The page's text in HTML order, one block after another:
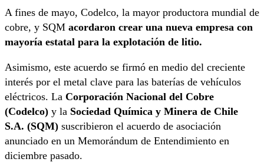
A fines de mayo, Codelco, la mayor productora mundial de
cobre, y SQM acordaron crear una nueva empresa con
mayoría estatal para la explotación de litio.
Asimismo, este acuerdo se firmó en medio del creciente
interés por el metal clave para las baterías de vehículos
eléctricos. La Corporación Nacional del Cobre
(Codelco) y la Sociedad Química y Minera de Chile
S.A. (SQM) suscribieron el acuerdo de asociación
anunciado en un Memorándum de Entendimiento en
diciembre pasado.